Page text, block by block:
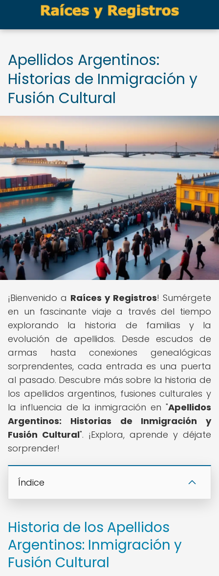
Apellidos Argentinos:
Historias de Inmigración y
Fusión Cultural
¡Bienvenido a Raíces y Registros! Sumérgete
en un fascinante viaje a través del tiempo
explorando la historia de familias y la
evolución de apellidos. Desde escudos de
armas hasta conexiones genealógicas
sorprendentes, cada entrada es una puerta
al pasado. Descubre más sobre la historia de
los apellidos argentinos, fusiones culturales y
la influencia de la inmigración en "Apellidos
Argentinos: Historias de Inmigración y
Fusión Cultural". ¡Explora, aprende y déjate
sorprender!
Índice
Historia de los Apellidos
Argentinos: Inmigración y
Fusión Cultural